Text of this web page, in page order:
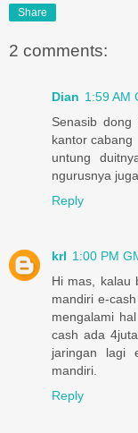
Share
2 comments:
Dian 1:59 AM
Senasib
kantor cabang
untung
ngurusnya juga
Reply
krl 1:00 PM
Hi mas, kalau
mandiri e-
mengalami
cash ada
jaringan lagi
mandiri.
Reply